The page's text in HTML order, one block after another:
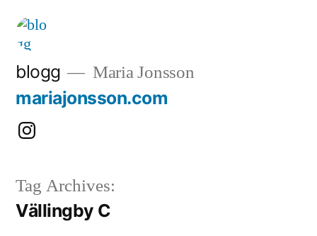
Skip
content
blogg Maria Jonsson
mariajonsson.com
Instagram:
Tag Archives:
Vällingby C